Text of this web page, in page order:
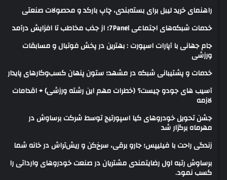
راهنمای خرید لیبل برای بسته‌بندی، چاپ بارکد و محصولات صنعتی
خدمات شبکه‌های اجتماعی 7Panel؛ از جذب مخاطب تا افزایش درآمد
جام جهانی با آپارات اسپورت : بهترین در پخش فوتبال و مسابقات
ورزشی
خدمات و پشتیبانی شبکه در مشهد؛ ستون پنهان کسب‌وکارهای پایدار
آسیب های جودو چیست؟ (خطرات مهم این رشته ورزشی) + اقدامات
لازمه
جشن تحویل خودروهای کیا اسپورتیج توسط شرکت برساوش در
مهرماه برگزار شد
زندگی راحت با فیلیپس؛ جارو برقی، سرخ‌کن و ریش‌تراش در خانه شما
برساوش رتبه اول رضایتمندی مشتریان در صنعت خودروهای وارداتی را
کسب نمود.